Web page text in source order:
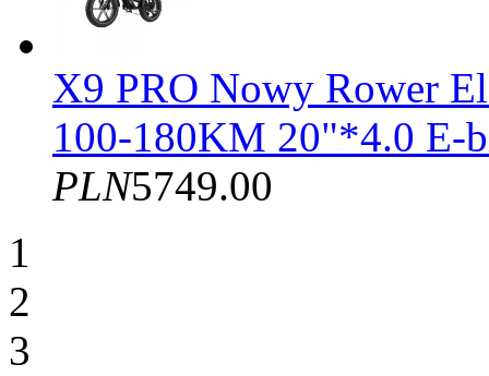
X9 PRO Nowy Rower
100-180KM 20"*4.0 E-
PLN5749.00
1
2
3